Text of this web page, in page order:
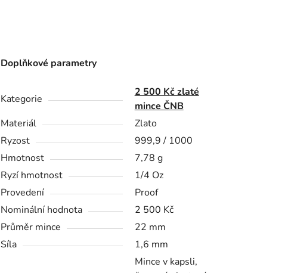
Doplňkové parametry
Kategorie
2 500 Kč zlaté
mince ČNB
Materiál
Zlato
Ryzost
999,9 / 1000
Hmotnost
7,78 g
Ryzí hmotnost
1/4 Oz
Provedení
Proof
Nominální hodnota
2 500 Kč
Průměr mince
22 mm
Síla
1,6 mm
Mince v kapsli,